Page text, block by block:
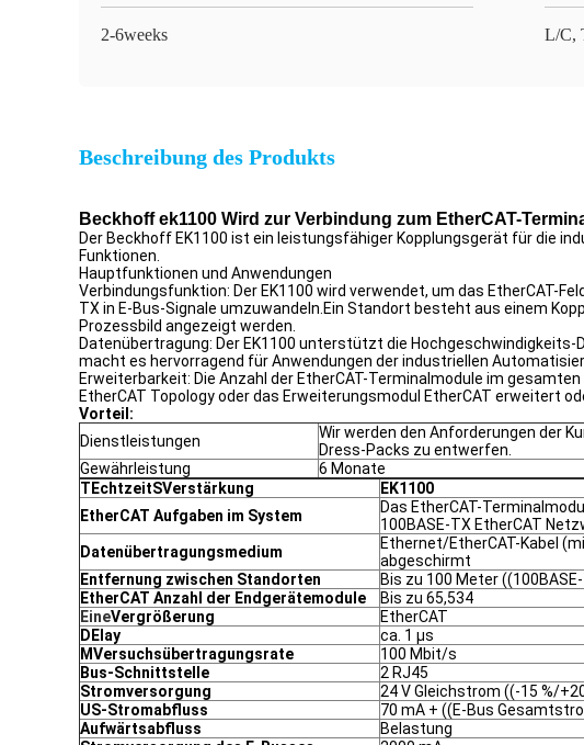
2-6weeks L/C,
Beschreibung des Produkts
Beckhoff ek1100 Wird zur Verbindung zum EtherCAT-
Der Beckhoff EK1100 ist ein leistungsfähiger Kopplungsgerät für die
Funktionen.
Hauptfunktionen und Anwendungen
Verbindungsfunktion: Der EK1100 wird verwendet, um das EtherCAT-
TX in E-Bus-Signale umzuwandeln.Ein Standort besteht aus einem
Prozessbild angezeigt werden.
Datenübertragung: Der EK1100 unterstützt die
macht es hervorragend für Anwendungen der industriellen
Erweiterbarkeit: Die Anzahl der EtherCAT-Terminalmodule im
EtherCAT Topology oder das Erweiterungsmodul EtherCAT erweitert
Vorteil:
Dienstleistungen
Wir werden den Anforderungen der
Dress-Packs zu entwerfen.
Gewährleistung
6 Monate
T EchtzeitSVerstärkung
EK1100
EtherCAT Aufgaben im System
Das EtherCAT-
100BASE-TX EtherCAT
Datenübertragungsmedium
Ethernet/EtherCAT-Kabel
abgeschirmt
Entfernung zwischen Standorten
Bis zu 100 Meter
EtherCAT Anzahl der Endgerätemodule
Bis zu 65,534
EineVergrößerung
EtherCAT
D Elay
ca. 1 μs
MVersuchsübertragungsrate
100 Mbit/s
Bus-Schnittstelle
2 RJ45
Stromversorgung
24 V Gleichstrom ((-15 %/
US-Stromabfluss
70 mA + ((E-Bus
Aufwärtsabfluss
Belastung